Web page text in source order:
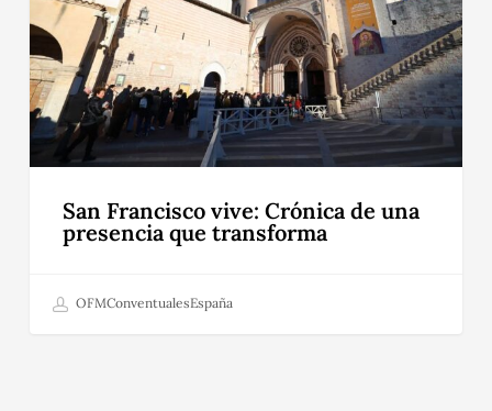
presencia
que
transforma
San Francisco vive: Crónica de una
presencia que transforma
OFMConventualesEspaña